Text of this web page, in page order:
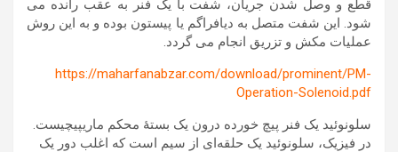
قطع و وصل شدن جریان، شفت با یک فنر به عقب رانده می
شود. این شفت متصل به دیافراگم یا پیستون بوده و به این روش
عملیات مکش و تزریق انجام می گردد.
https://maharfanabzar.com/download/prominent/PM-
Operation-Solenoid.pdf
سلونوئید یک فنر پیچ خورده درون یک بستهٔ محکم ماریپیچیست.
در فیزیک، سلونوئید یک حلقه‌ای از سیم است که اغلب دور یک